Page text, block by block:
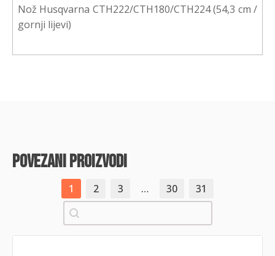
Nož Husqvarna CTH222/CTH180/CTH224 (54,3 cm /
gornji lijevi)
povezani proizvodi
1 2 3 … 30
31
Pretraži